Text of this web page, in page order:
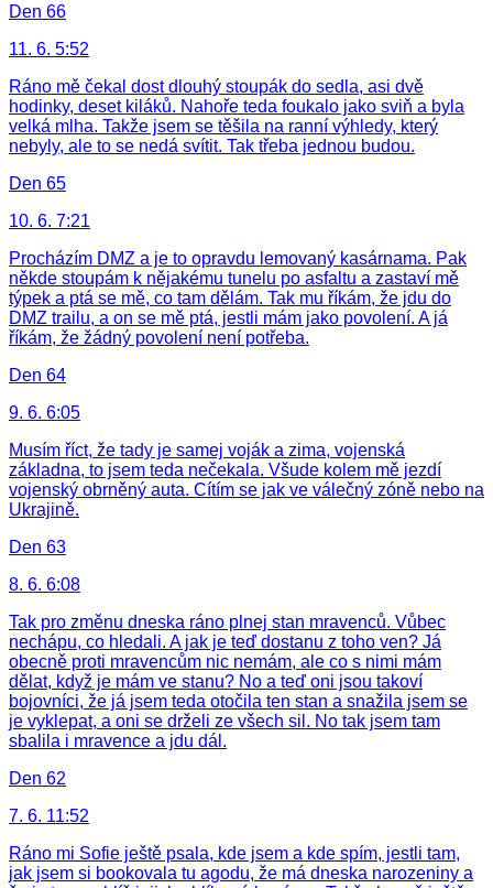
Den 66
11. 6. 5:52
Ráno mě čekal dost dlouhý stoupák do sedla, asi dvě
hodinky, deset kiláků. Nahoře teda foukalo jako sviň a byla
velká mlha. Takže jsem se těšila na ranní výhledy, který
nebyly, ale to se nedá svítit. Tak třeba jednou budou.
Den 65
10. 6. 7:21
Procházím DMZ a je to opravdu lemovaný kasárnama. Pak
někde stoupám k nějakému tunelu po asfaltu a zastaví mě
týpek a ptá se mě, co tam dělám. Tak mu říkám, že jdu do
DMZ trailu, a on se mě ptá, jestli mám jako povolení. A já
říkám, že žádný povolení není potřeba.
Den 64
9. 6. 6:05
Musím říct, že tady je samej voják a zima, vojenská
základna, to jsem teda nečekala. Všude kolem mě jezdí
vojenský obrněný auta. Cítím se jak ve válečný zóně nebo na
Ukrajině.
Den 63
8. 6. 6:08
Tak pro změnu dneska ráno plnej stan mravenců. Vůbec
nechápu, co hledali. A jak je teď dostanu z toho ven? Já
obecně proti mravencům nic nemám, ale co s nimi mám
dělat, když je mám ve stanu? No a teď oni jsou takoví
bojovníci, že já jsem teda otočila ten stan a snažila jsem se
je vyklepat, a oni se drželi ze všech sil. No tak jsem tam
sbalila i mravence a jdu dál.
Den 62
7. 6. 11:52
Ráno mi Sofie ještě psala, kde jsem a kde spím, jestli tam,
jak jsem si bookovala tu agodu, že má dneska narozeniny a